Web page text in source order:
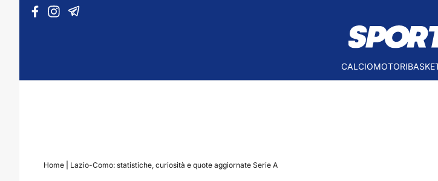
Vai al contenuto
CALCIOMOTORI
Home Lazio-Como: statistiche, curiosità e quote aggiornate Serie A